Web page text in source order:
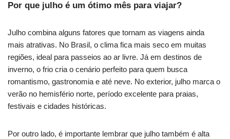
Por que julho é um ótimo mês para viajar?
Julho combina alguns fatores que tornam as viagens ainda
mais atrativas. No Brasil, o clima fica mais seco em muitas
regiões, ideal para passeios ao ar livre. Já em destinos de
inverno, o frio cria o cenário perfeito para quem busca
romantismo, gastronomia e até neve. No exterior, julho marca o
verão no hemisfério norte, período excelente para praias,
festivais e cidades históricas.
Por outro lado, é importante lembrar que julho também é alta